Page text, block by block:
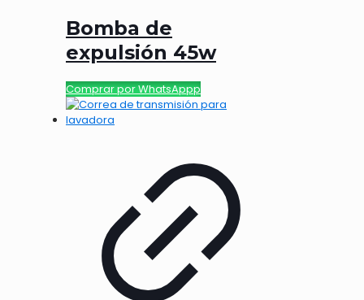
Bomba de
expulsión 45w
Comprar por WhatsAppp